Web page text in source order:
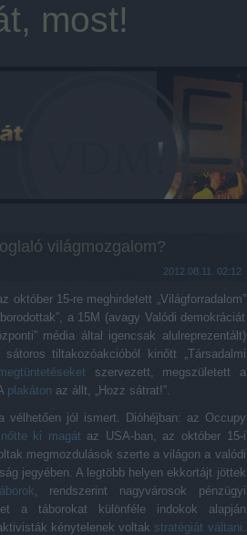
most!
világmozgalom?
2012.08.11. 02:12
október 15-re meghirdetett „Világforradalom”
a 15M (avagy Valódi demokráciát
média által igencsak alulreprezentált)
tiltakozóakcióból kinőtt „Társadalmi
szervezett, megszületett a
plakáton az állt, „Hozz sátrat!”.
vélhetően jól ismert. Dióhéjban: az Occupy
nőtte ki magát az USA-ban, az október 15-i
megmozdulások szerte a világon a valódi
jegyében. A legtöbb helyen ekkortájt jöttek
, rendszerint nagyvárosok pénzügyi
a táborokat különféle indokok alapján
kénytelenek voltak stratégiát váltani.